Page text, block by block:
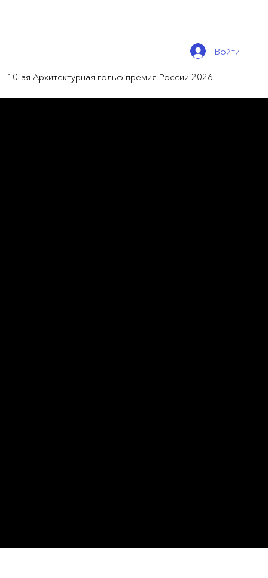
Войти
10-ая Архитектурная гольф премия России 2026